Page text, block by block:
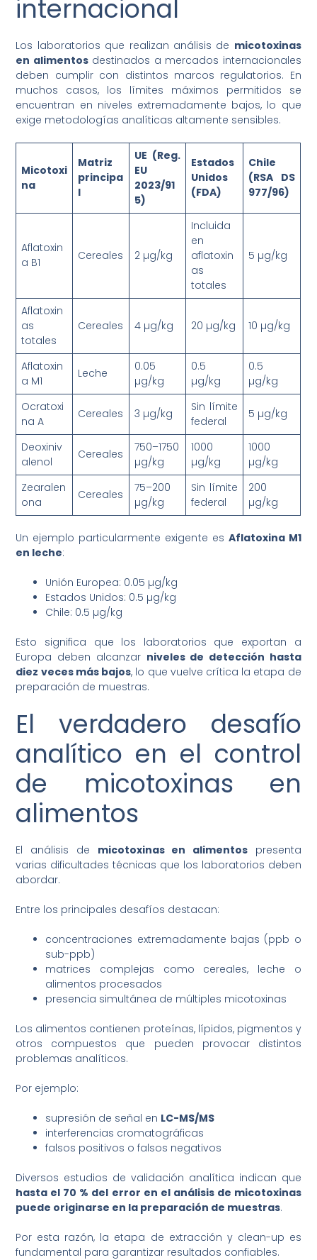
internacional
Los laboratorios que realizan análisis de micotoxinas
en alimentosdestinados a mercados internacionales
deben cumplir con distintos marcos regulatorios. En
muchos casos, los límites máximos permitidos se
encuentran en niveles extremadamente bajos, lo que
exige metodologías analíticas altamente sensibles.
Micotoxi
na
Matriz
principa
l
UE (Reg.
EU
2023/91
5)
Estados
Unidos
(FDA)
Chile
(RSA DS
977/96)
Aflatoxin
a B1
Cereales 2 µg/kg
Incluida
en
aflatoxin
as
totales
5 µg/kg
Aflatoxin
as
totales
Cereales 4 µg/kg 20 µg/kg 10 µg/kg
Aflatoxin
a M1
Leche
0.05
µg/kg
0.5
µg/kg
0.5
µg/kg
Ocratoxi
na A
Cereales 3 µg/kg
Sin límite
federal
5 µg/kg
Deoxiniv
alenol
Cereales
750–1750
µg/kg
1000
µg/kg
1000
µg/kg
Zearalen
ona
Cereales
75–200
µg/kg
Sin límite
federal
200
µg/kg
Un ejemplo particularmente exigente es Aflatoxina M1
en leche:
Unión Europea: 0.05 µg/kg
Estados Unidos: 0.5 µg/kg
Chile: 0.5 µg/kg
Esto significa que los laboratorios que exportan a
Europa deben alcanzar niveles de detección hasta
diez veces más bajos, lo que vuelve crítica la etapa de
preparación de muestras.
El verdadero desafío
analítico en el control
de micotoxinas en
alimentos
El análisis de micotoxinas en alimentospresenta
varias dificultades técnicas que los laboratorios deben
abordar.
Entre los principales desafíos destacan:
concentraciones extremadamente bajas (ppb o
sub-ppb)
matrices complejas como cereales, leche o
alimentos procesados
presencia simultánea de múltiples micotoxinas
Los alimentos contienen proteínas, lípidos, pigmentos y
otros compuestos que pueden provocar distintos
problemas analíticos.
Por ejemplo:
supresión de señal en LC-MS/MS
interferencias cromatográficas
falsos positivos o falsos negativos
Diversos estudios de validación analítica indican que
hasta el 70 % del error en el análisis de micotoxinas
puede originarse en la preparación de muestras.
Por esta razón, la etapa de extracción y clean-up es
fundamental para garantizar resultados confiables.